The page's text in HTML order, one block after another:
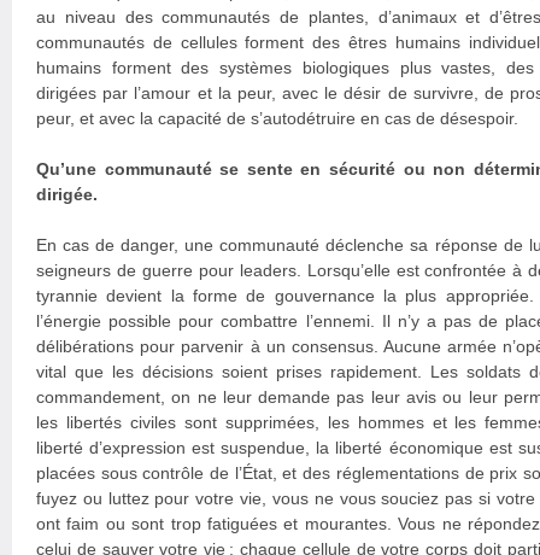
au niveau des communautés de plantes, d’animaux et
communautés de cellules forment des êtres humains
humains forment des systèmes biologiques plus vastes,
dirigées par l’amour et la peur, avec le désir de survivre, de
peur, et avec la capacité de s’autodétruire en cas de désespoir.
Qu’une communauté se sente en sécurité ou non
dirigée.
En cas de danger, une communauté déclenche sa réponse de
seigneurs de guerre pour leaders. Lorsqu’elle est confrontée à
tyrannie devient la forme de gouvernance la plus
l’énergie possible pour combattre l’ennemi. Il n’y a pas de
délibérations pour parvenir à un consensus. Aucune armée
vital que les décisions soient prises rapidement. Les soldats
commandement, on ne leur demande pas leur avis ou leur
les libertés civiles sont supprimées, les hommes et les
liberté d’expression est suspendue, la liberté économique est
placées sous contrôle de l’État, et des réglementations de prix
fuyez ou luttez pour votre vie, vous ne vous souciez pas si
ont faim ou sont trop fatiguées et mourantes. Vous ne
celui de sauver votre vie ; chaque cellule de votre corps doit